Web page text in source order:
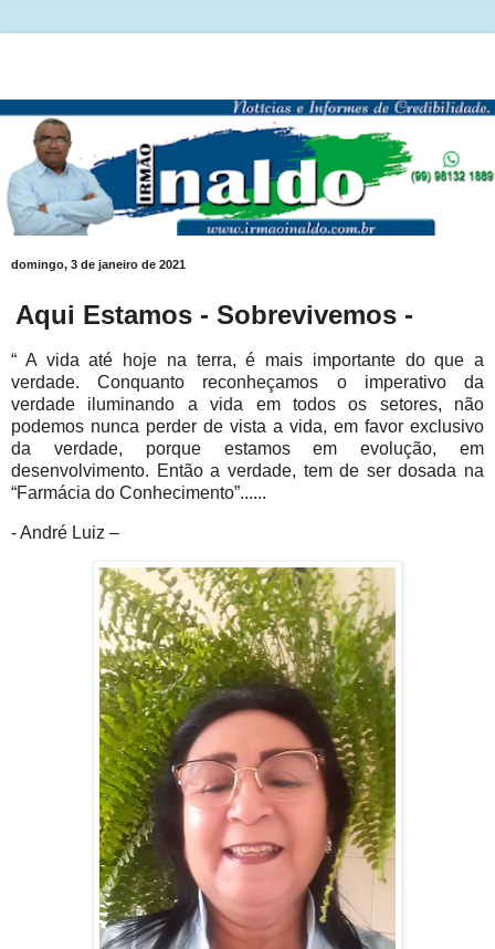
domingo, 3 de janeiro de 2021
Aqui Estamos - Sobrevivemos -
“ A vida até hoje na terra, é mais importante do que a
verdade. Conquanto reconheçamos o imperativo da
verdade iluminando a vida em todos os setores, não
podemos nunca perder de vista a vida, em favor exclusivo
da verdade, porque estamos em evolução, em
desenvolvimento. Então a verdade, tem de ser dosada na
“Farmácia do Conhecimento”......
- André Luiz –